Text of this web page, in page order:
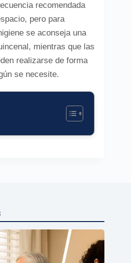
recomendada
pero para
se aconseja una
mientras que las
realizarse de forma
se necesite.